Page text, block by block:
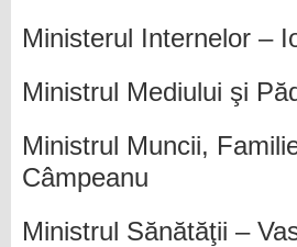
Ministerul Internelor –
Ministrul Mediului şi
Ministrul Muncii,
Câmpeanu
Ministrul Sănătăţii –